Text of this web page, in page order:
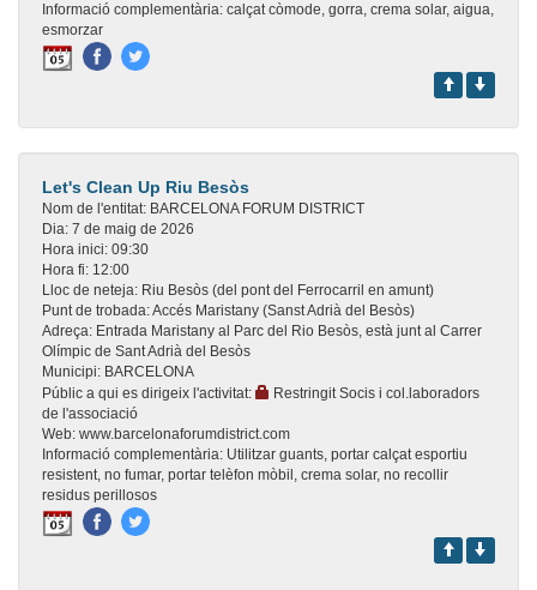
Informació complementària: calçat còmode, gorra, crema solar, aigua,
esmorzar
Let's Clean Up Riu Besòs
Nom de l'entitat: BARCELONA FORUM DISTRICT
Dia: 7 de maig de 2026
Hora inici: 09:30
Hora fi: 12:00
Lloc de neteja: Riu Besòs (del pont del Ferrocarril en amunt)
Punt de trobada:Accés Maristany (Sanst Adrià del Besòs)
Adreça: Entrada Maristany al Parc del Rio Besòs, està junt al Carrer
Olímpic de Sant Adrià del Besòs
Municipi: BARCELONA
Públic a qui es dirigeix l'activitat:
Restringit Socis i col.laboradors
de l'associació
Web: www.barcelonaforumdistrict.com
Informació complementària: Utilitzar guants, portar calçat esportiu
resistent, no fumar, portar telèfon mòbil, crema solar, no recollir
residus perillosos